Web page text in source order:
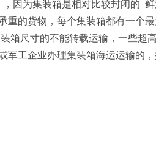
因为集装箱是相对比较封闭的
的货物，每个集装箱都有一个
箱尺寸的不能转载运输，一些超
工企业办理集装箱海运运输的